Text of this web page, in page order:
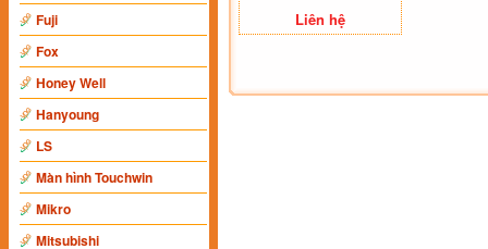
Fuji
Fox
Honey Well
Hanyoung
LS
Màn hình Touchwin
Mikro
Mitsubishi
Liên hệ